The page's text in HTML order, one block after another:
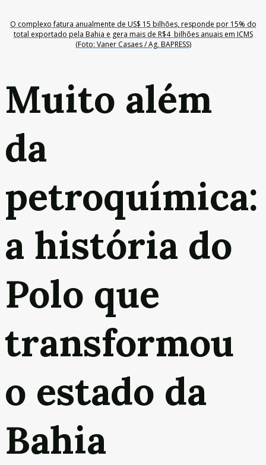
O complexo fatura anualmente de US$ 15 bilhões, responde por 15% do
total exportado pela Bahia e gera mais de R$4 bilhões anuais em ICMS
(Foto: Vaner Casaes / Ag. BAPRESS)
Muito além
da
petroquímica:
a história do
Polo que
transformou
o estado da
Bahia